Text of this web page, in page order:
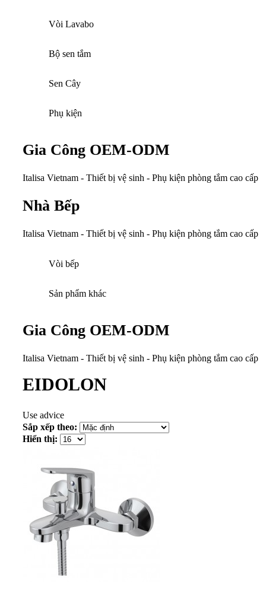
Vòi Lavabo
Bộ sen tắm
Sen Cây
Phụ kiện
Gia Công OEM-ODM
Italisa Vietnam - Thiết bị vệ sinh - Phụ kiện phòng tắm cao cấp
Nhà Bếp
Italisa Vietnam - Thiết bị vệ sinh - Phụ kiện phòng tắm cao cấp
Vòi bếp
Sản phẩm khác
Gia Công OEM-ODM
Italisa Vietnam - Thiết bị vệ sinh - Phụ kiện phòng tắm cao cấp
EIDOLON
Use advice
Sắp xếp theo:
Hiển thị: